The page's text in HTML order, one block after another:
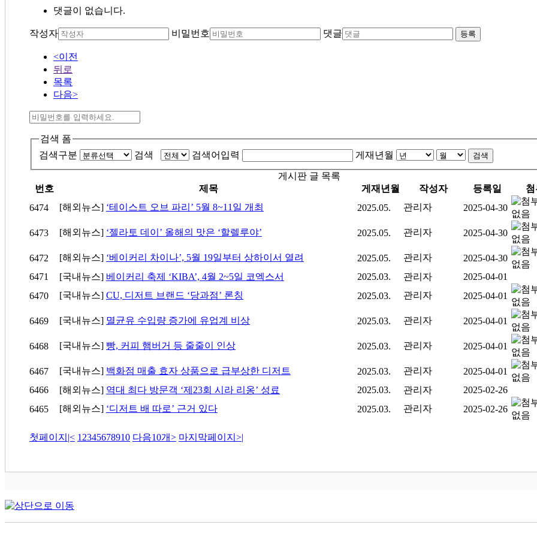
댓글이 없습니다.
작성자 비밀번호 댓글 등록
<이전
뒤로
목록
다음>
검색 폼
검색구분
검색 검색어입력 게재년월 검색
게시판 글 목록
번호
제목 게재년월 작성자 등록일
6474
[해외뉴스] ‘테이스트 오브 파리’ 5월 8~11일 개최 2025.05. 관리자 2025-04-30
6473 [해외뉴스] ‘젤라토 데이’ 올해의 맛은 ‘할렐루야’ 2025.05. 관리자 2025-04-30
6472 [해외뉴스] ‘베이커리 차이나’, 5월 19일부터 상하이서 열려 2025.05. 관리자
2025-04-30
6471
[국내뉴스] 베이커리 축제 ‘KIBA’, 4월 2~5일 코엑스서 2025.03. 관리자
2025-04-01
6470
[국내뉴스] CU, 디저트 브랜드 ‘당과점’ 론칭 2025.03. 관리자 2025-04-01
6469 [국내뉴스] 멸균유 수입량 증가에 유업계 비상 2025.03. 관리자 2025-04-01
6468 [국내뉴스] 빵, 커피 햄버거 등 줄줄이 인상 2025.03. 관리자 2025-04-01
6467 [국내뉴스] 백화점 매출 효자 상품으로 급부상한 디저트 2025.03. 관리자
2025-04-01
6466
[해외뉴스] 역대 최다 방문객 ‘제23회 시라 리옹’ 성료 2025.03. 관리자
2025-02-26
6465
[해외뉴스] ‘디저트 배 따로’ 근거 있다 2025.03. 관리자 2025-02-26
첫페이지 |< 1 2345678910 다음10개> 마지막페이지 >|